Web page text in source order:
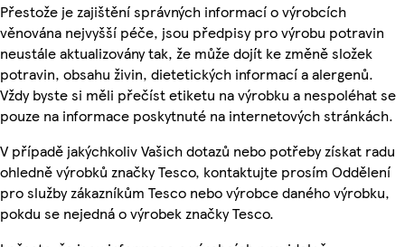
Přestože je zajištění správných informací o výrobcích
věnována nejvyšší péče, jsou předpisy pro výrobu potravin
neustále aktualizovány tak, že může dojít ke změně složek
potravin, obsahu živin, dietetických informací a alergenů.
Vždy byste si měli přečíst etiketu na výrobku a nespoléhat se
pouze na informace poskytnuté na internetových stránkách.
V případě jakýchkoliv Vašich dotazů nebo potřeby získat radu
ohledně výrobků značky Tesco, kontaktujte prosím Oddělení
pro služby zákazníkům Tesco nebo výrobce daného výrobku,
pokdu se nejedná o výrobek značky Tesco.